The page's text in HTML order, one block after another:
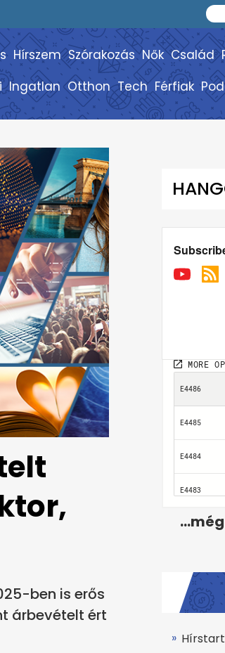
Hírszem Szórakozás Nők Család
Ingatlan Otthon Tech Férfiak
ben is erős
árbevételt ért